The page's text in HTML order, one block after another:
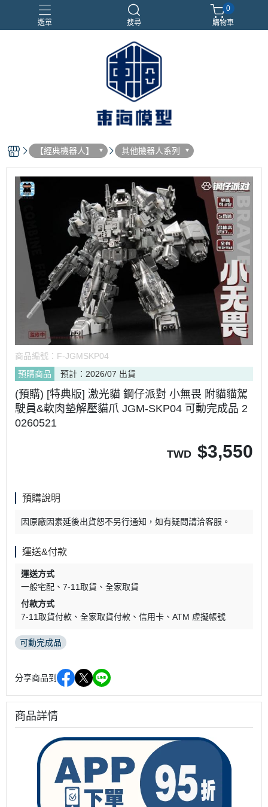
選單 搜尋
合金車
閃電霹靂車
電子雞/塔麻可吉/塔麻歌子
0
購物車
【經典機器人】 其他機器人系列
商品編號： F-JGMSKP04
預購商品
預計：2026/07 出貨
(預購) [特典版] 激光貓 鋼仔派對 小無畏 附貓貓駕
駛員&軟肉墊解壓貓爪 JGM-SKP04 可動完成品 2
0260521
TWD $3,550
預購說明
因原廠因素延後出貨恕不另行通知，如有疑問請洽客服。
運送&付款
運送方式
一般宅配
7-11取貨
全家取貨
付款方式
7-11取貨付款
全家取貨付款 信用卡 ATM 虛擬帳號
可動完成品
分享商品到
商品詳情